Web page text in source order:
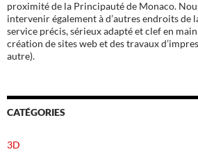
proximité de la Principauté de Monaco.
intervenir également à d’autres endroits
service précis, sérieux adapté et clef en
création de sites web et des travaux
autre).
CATÉGORIES
3D